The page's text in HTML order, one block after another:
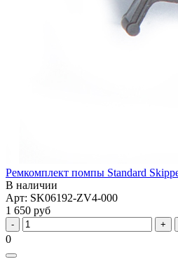
Ремкомплект помпы Standard
В наличии
Арт: SK06192-ZV4-000
1 650 руб
0